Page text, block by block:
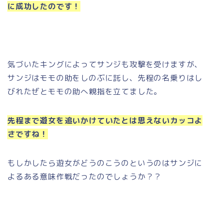
に成功したのです！
気づいたキングによってサンジも攻撃を受けますが、
サンジはモモの助をしのぶに託し、先程の名乗りはし
びれたぜとモモの助へ親指を立てました。
先程まで遊女を追いかけていたとは思えないカッコよ
さですね！
もしかしたら遊女がどうのこうのというのはサンジに
よるある意味作戦だったのでしょうか？？